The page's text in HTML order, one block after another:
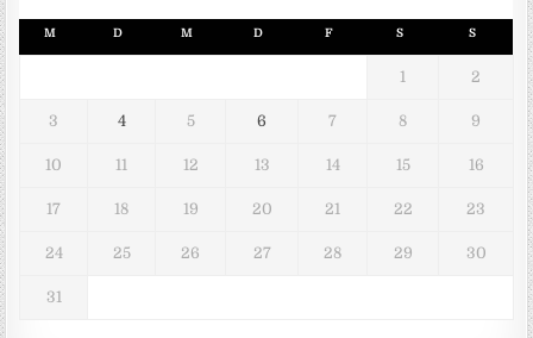
M D M D F S S
1 2
3 4 5 6 7 8 9
10 11 12 13 14 15 16
17 18 19 20 21 22 23
24 25 26 27 28 29 30
31